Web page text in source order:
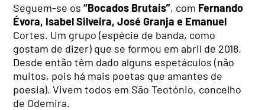
Seguem-se os“Bocados Brutais”, com Fernando
Évora, Isabel Silveira, José Granja e Emanuel
Cortes. Um grupo (espécie de banda, como
gostam de dizer) que se formou em abril de 2018.
Desde então têm dado alguns espetáculos (não
muitos, pois há mais poetas que amantes de
poesia). Vivem todos em São Teotónio, concelho
de Odemira.